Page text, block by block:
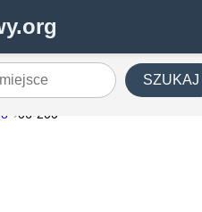
SZUKAJ
06-200